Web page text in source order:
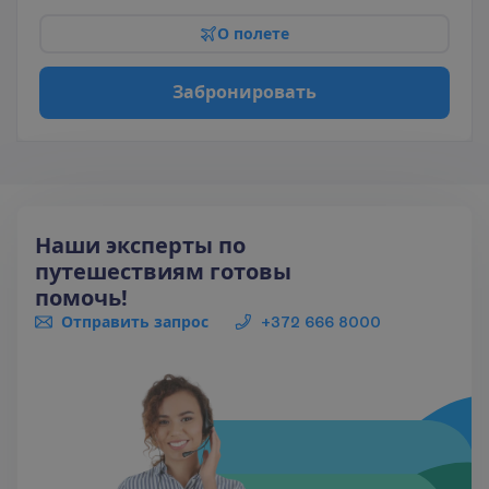
О полете
Забронировать
Наши эксперты по
путешествиям готовы
помочь!
Отправить запрос +372 666 8000